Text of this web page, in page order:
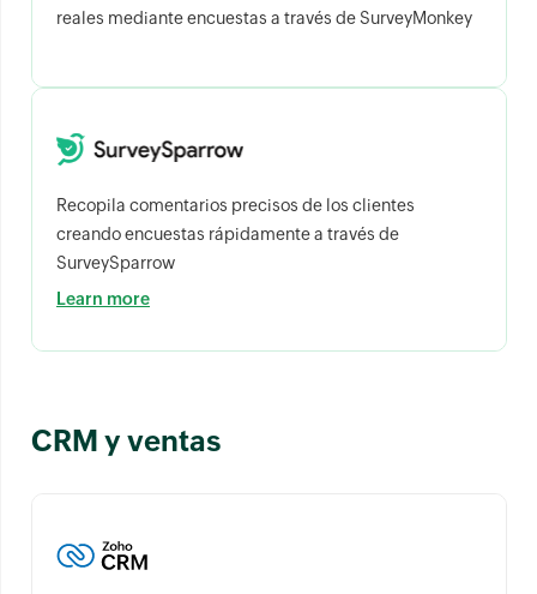
reales mediante encuestas a través de SurveyMonkey
Recopila comentarios precisos de los clientes
creando encuestas rápidamente a través de
SurveySparrow
Learn more
CRM y ventas